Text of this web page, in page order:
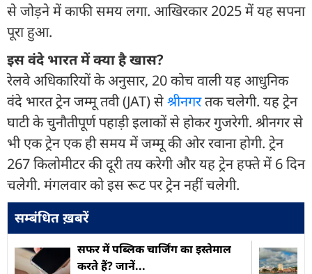
से जोड़ने में काफी समय लगा. आखिरकार 2025 में यह सपना
पूरा हुआ.
इस वंदे भारत में क्या है खास?
रेलवे अधिकारियों के अनुसार, 20 कोच वाली यह आधुनिक
वंदे भारत ट्रेन जम्मू तवी (JAT) सेश्रीनगरतक चलेगी. यह ट्रेन
घाटी के चुनौतीपूर्ण पहाड़ी इलाकों से होकर गुजरेगी. श्रीनगर से
भी एक ट्रेन एक ही समय में जम्मू की ओर रवाना होगी. ट्रेन
267 किलोमीटर की दूरी तय करेगी और यह ट्रेन हफ्ते में 6 दिन
चलेगी. मंगलवार को इस रूट पर ट्रेन नहीं चलेगी.
सम्बंधित ख़बरें
सफर में पब्लिक चार्जिंग का इस्तेमाल
करते हैं? जानें...